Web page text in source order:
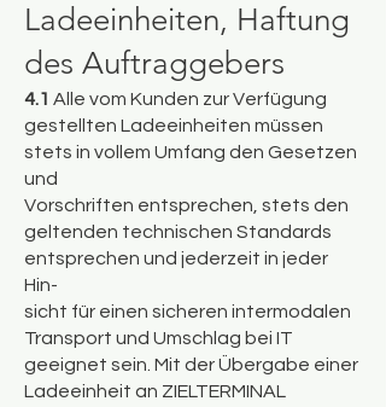
Ladeeinheiten, Haftung
des Auftraggebers
4.1 Alle vom Kunden zur Verfügung
gestellten Ladeeinheiten müssen
stets in vollem Umfang den Gesetzen
und
Vorschriften entsprechen, stets den
geltenden technischen Standards
entsprechen und jederzeit in jeder
Hin-
sicht für einen sicheren intermodalen
Transport und Umschlag bei IT
geeignet sein. Mit der Übergabe einer
Ladeeinheit an ZIELTERMINAL